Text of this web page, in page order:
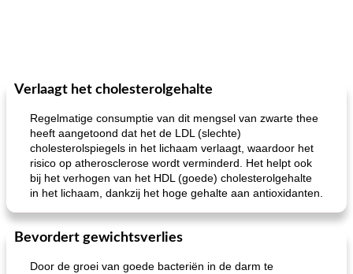
Verlaagt het cholesterolgehalte
Regelmatige consumptie van dit mengsel van zwarte thee
heeft aangetoond dat het de LDL (slechte)
cholesterolspiegels in het lichaam verlaagt, waardoor het
risico op atherosclerose wordt verminderd. Het helpt ook
bij het verhogen van het HDL (goede) cholesterolgehalte
in het lichaam, dankzij het hoge gehalte aan antioxidanten.
Bevordert gewichtsverlies
Door de groei van goede bacteriën in de darm te